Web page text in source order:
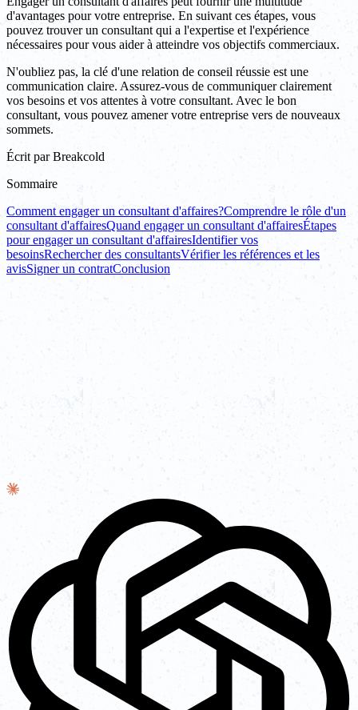
d'avantages pour votre entreprise. En suivant ces étapes, vous
pouvez trouver un consultant qui a l'expertise et l'expérience
nécessaires pour vous aider à atteindre vos objectifs commerciaux.
N'oubliez pas, la clé d'une relation de conseil réussie est une
communication claire. Assurez-vous de communiquer clairement
vos besoins et vos attentes à votre consultant. Avec le bon
consultant, vous pouvez amener votre entreprise vers de nouveaux
sommets.
Écrit par Breakcold
Sommaire
Comment engager un consultant d'affaires?Comprendre le rôle d'un
consultant d'affairesQuand engager un consultant d'affairesÉtapes
pour engager un consultant d'affairesIdentifier vos
besoinsRechercher des consultantsVérifier les références et les
avisSigner un contratConclusion